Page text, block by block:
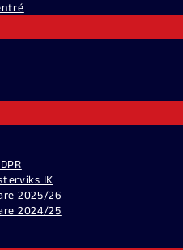
IK
2025/26
2024/25